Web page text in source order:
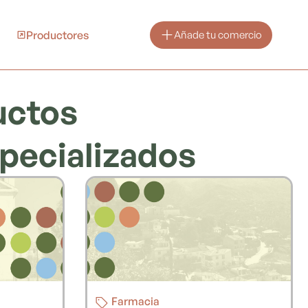
Productores Añade tu comercio
Farmacia